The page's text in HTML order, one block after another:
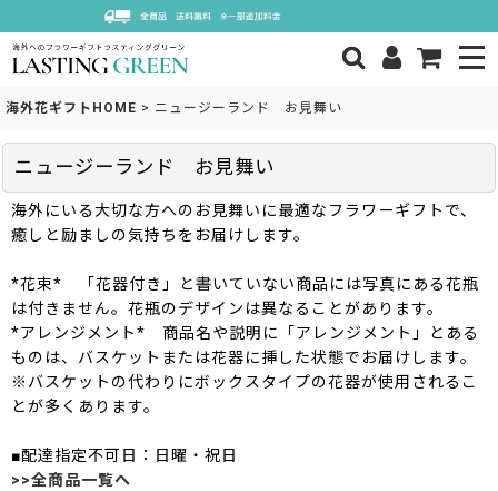
海外花ギフトHOME > ニュージーランド お見舞い
ニュージーランド お見舞い
海外にいる大切な方へのお見舞いに最適なフラワーギフトで、
癒しと励ましの気持ちをお届けします。
*花束* 「花器付き」と書いていない商品には写真にある花瓶
は付きません。花瓶のデザインは異なることがあります。
*アレンジメント* 商品名や説明に「アレンジメント」とある
ものは、バスケットまたは花器に挿した状態でお届けします。
※バスケットの代わりにボックスタイプの花器が使用されるこ
とが多くあります。
■配達指定不可日：日曜・祝日
>>全商品一覧へ